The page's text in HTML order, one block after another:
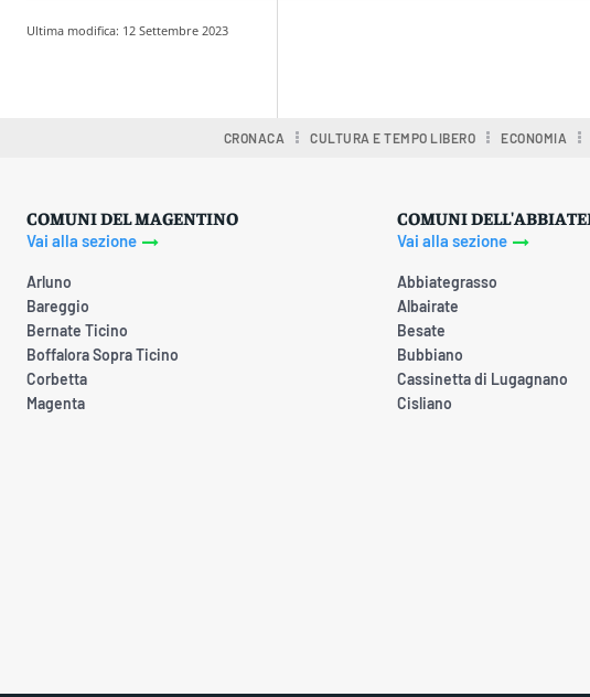
Ultima modifica: 12 Settembre 2023
CRONACA CULTURA E TEMPO LIBERO ECONOMIA
COMUNI DEL MAGENTINO
Vai alla sezione
Arluno
Bareggio
Bernate Ticino
Boffalora Sopra Ticino
Corbetta
Magenta
COMUNI
Vai alla sezione
Abbiategrasso
Albairate
Besate
Bubbiano
Cassinetta di Lugagnano
Cisliano